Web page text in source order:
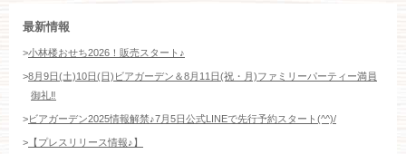
最新情報
>小林楼おせち2026！販売スタート♪
>8月9日(土)10日(日)ビアガーデン＆8月11日(祝・月)ファミリーパーティー満員
御礼‼️
>ビアガーデン2025情報解禁♪7月5日公式LINEで先行予約スタート(^^)/
> 【プレスリリース情報♪】